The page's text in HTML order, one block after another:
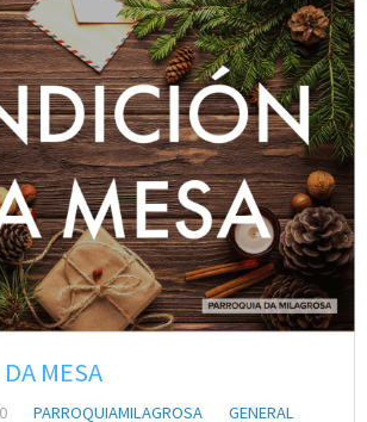
MESA
PARROQUIAMILAGROSA GENERAL